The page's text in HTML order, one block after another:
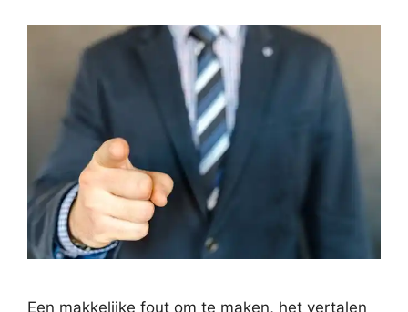
Een makkelijke fout om te maken, het vertalen